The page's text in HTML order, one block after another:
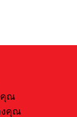
คุณ
งคุณ